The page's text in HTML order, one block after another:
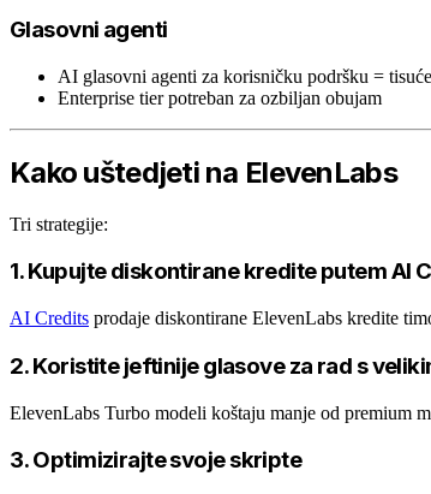
Glasovni agenti
AI glasovni agenti za korisničku podršku =
Enterprise tier potreban za ozbiljan obujam
Kako uštedjeti na ElevenLabs
Tri strategije:
1. Kupujte diskontirane kredite putem AI
AI Credits prodaje diskontirane ElevenLabs kredite
2. Koristite jeftinije glasove za rad s
ElevenLabs Turbo modeli koštaju manje od premium
3. Optimizirajte svoje skripte